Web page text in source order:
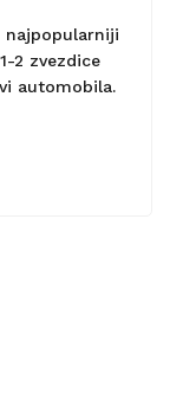
najpopularniji
2 zvezdice
automobila.